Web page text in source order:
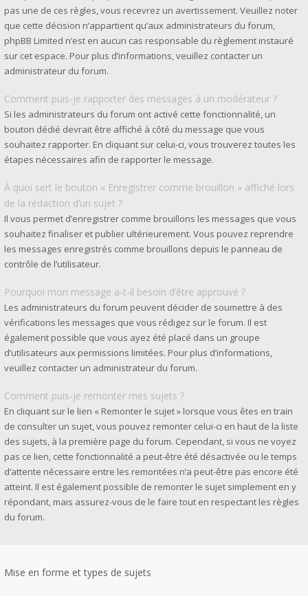
pas une de ces règles, vous recevrez un avertissement. Veuillez noter
que cette décision n’appartient qu’aux administrateurs du forum,
phpBB Limited n’est en aucun cas responsable du règlement instauré
sur cet espace. Pour plus d’informations, veuillez contacter un
administrateur du forum.
Comment puis-je rapporter des messages à un modérateur ?
Si les administrateurs du forum ont activé cette fonctionnalité, un
bouton dédié devrait être affiché à côté du message que vous
souhaitez rapporter. En cliquant sur celui-ci, vous trouverez toutes les
étapes nécessaires afin de rapporter le message.
À quoi sert le bouton « Enregistrer comme brouillon » affiché lors
de la rédaction d’un sujet ?
Il vous permet d’enregistrer comme brouillons les messages que vous
souhaitez finaliser et publier ultérieurement. Vous pouvez reprendre
les messages enregistrés comme brouillons depuis le panneau de
contrôle de l’utilisateur.
Pourquoi mon message a-t-il besoin d’être approuvé ?
Les administrateurs du forum peuvent décider de soumettre à des
vérifications les messages que vous rédigez sur le forum. Il est
également possible que vous ayez été placé dans un groupe
d’utilisateurs aux permissions limitées. Pour plus d’informations,
veuillez contacter un administrateur du forum.
Comment puis-je remonter mes sujets ?
En cliquant sur le lien « Remonter le sujet » lorsque vous êtes en train
de consulter un sujet, vous pouvez remonter celui-ci en haut de la liste
des sujets, à la première page du forum. Cependant, si vous ne voyez
pas ce lien, cette fonctionnalité a peut-être été désactivée ou le temps
d’attente nécessaire entre les remontées n’a peut-être pas encore été
atteint. Il est également possible de remonter le sujet simplement en y
répondant, mais assurez-vous de le faire tout en respectant les règles
du forum.
Mise en forme et types de sujets